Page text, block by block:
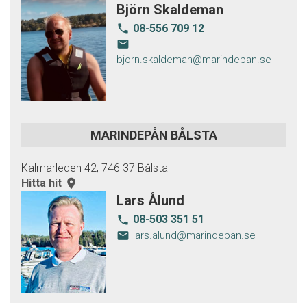
Björn Skaldeman
local_phone 08-556 709 12
email
bjorn.skaldeman@marindepan.se
MARINDEPÅN BÅLSTA
Kalmarleden 42, 746 37 Bålsta
Hitta hit room
Lars Ålund
local_phone 08-503 351 51
email lars.alund@marindepan.se